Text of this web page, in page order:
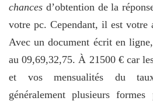
chances d’obtention de la
votre pc. Cependant, il est votre
Avec un document écrit en
au 09,69,32,75. À 21500 € car
et vos mensualités du taux
généralement plusieurs formes